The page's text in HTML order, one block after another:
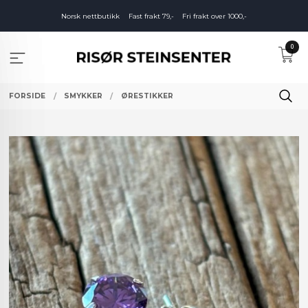
innholdet
Norsk nettbutikk Fast frakt 79,- Fri frakt over 1000,-
0
FORSIDE SMYKKER ØRESTIKKER